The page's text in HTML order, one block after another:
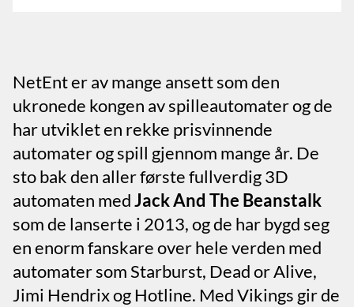
NetEnt er av mange ansett som den
ukronede kongen av spilleautomater og de
har utviklet en rekke prisvinnende
automater og spill gjennom mange år. De
sto bak den aller første fullverdig 3D
automaten medJack And The Beanstalk
som de lanserte i 2013, og de har bygd seg
en enorm fanskare over hele verden med
automater som Starburst, Dead or Alive,
Jimi Hendrix og Hotline. Med Vikings gir de